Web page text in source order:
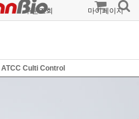
주문조회 마이페이지
ATCC Culti Control